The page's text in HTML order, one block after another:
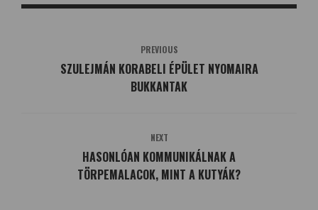
PREVIOUS
SZULEJMÁN KORABELI ÉPÜLET NYOMAIRA
BUKKANTAK
NEXT
HASONLÓAN KOMMUNIKÁLNAK A
TÖRPEMALACOK, MINT A KUTYÁK?